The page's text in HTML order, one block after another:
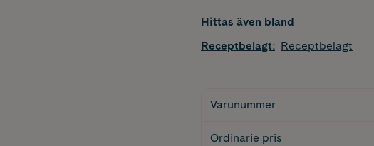
Hittas även bland
Receptbelagt: Receptbelagt
Varunummer
Ordinarie pris